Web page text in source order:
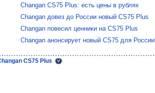
Changan CS75 Plus: есть цены в рублях
Changan довез до России новый CS75 Plus
Changan повесил ценники на CS75 Plus
Changan анонсирует новый CS75 для России
CS75 Plus